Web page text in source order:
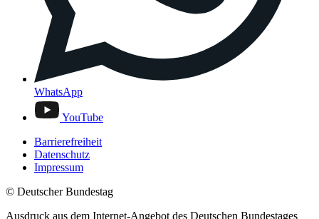
WhatsApp
YouTube
Barrierefreiheit
Datenschutz
Impressum
© Deutscher Bundestag
Ausdruck aus dem Internet-Angebot des Deutschen Bundestages